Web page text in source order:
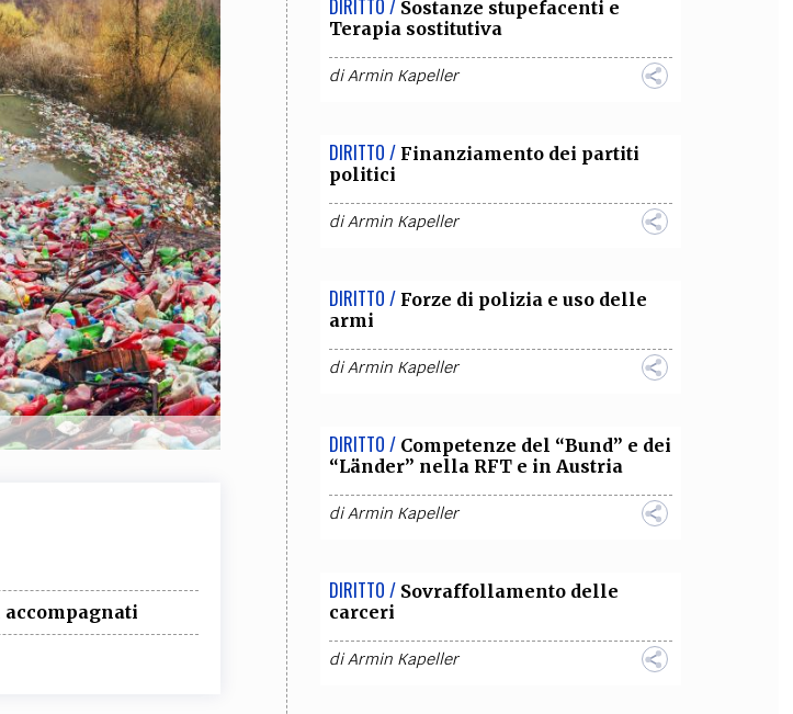
TEAM
AUTORI CURATORI FOTOGRAFI COLLABORA CON NOI
EXTRA
PROCEEDINGS PUBBLICITÀ CONTATTI
MEDIA
DIRITTO / Sostanze stupefacenti e
Terapia sostitutiva
diArmin Kapeller
DIRITTO / Finanziamento dei partiti
politici
diArmin Kapeller
DIRITTO / Forze di polizia e uso delle
armi
diArmin Kapeller
DIRITTO / Competenze del “Bund” e dei
“Länder” nella RFT e in Austria
diArmin Kapeller
DIRITTO / Sovraffollamento delle
carceri
diArmin Kapeller